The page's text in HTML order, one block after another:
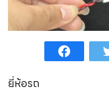
ยี่ห้อรถ